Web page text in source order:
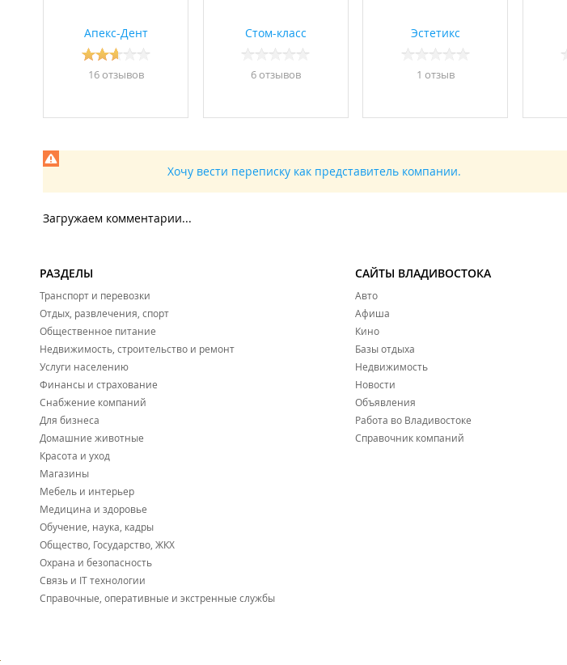
Апекс-Дент
16 отзывов
Стом-класс
6 отзывов
Эстетикс
1 отзыв
Хочу вести переписку как представитель компании.
Загружаем комментарии...
РАЗДЕЛЫ
Транспорт и перевозки
Отдых, развлечения, спорт
Общественное питание
Недвижимость, строительство и ремонт
Услуги населению
Финансы и страхование
Снабжение компаний
Для бизнеса
Домашние животные
Красота и уход
Магазины
Мебель и интерьер
Медицина и здоровье
Обучение, наука, кадры
Общество, Государство, ЖКХ
Охрана и безопасность
Связь и IT технологии
Справочные, оперативные и экстренные службы
САЙТЫ ВЛАДИВОСТОКА
Авто
Афиша
Кино
Базы отдыха
Недвижимость
Новости
Объявления
Работа во Владивостоке
Справочник компаний